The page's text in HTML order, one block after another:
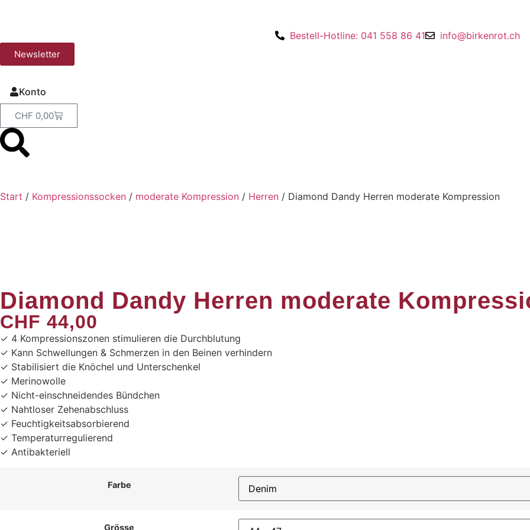
Bestell-Hotline: 041 558 86 41 info@birkenrot.ch
Newsletter
Konto
CHF 0,00
Start / Kompressionssocken / moderate Kompression / Herren / Diamond Dandy Herren moderate Kompression
Diamond Dandy Herren moderate
CHF 44,00
✓ 4 Kompressionszonen stimulieren die Durchblutung
✓ Kann Schwellungen & Schmerzen in den Beinen verhindern
✓ Stabilisiert die Knöchel und Unterschenkel
✓ Merinowolle
✓ Nicht-einschneidendes Bündchen
✓ Nahtloser Zehenabschluss
✓ Feuchtigkeitsabsorbierend
✓ Temperaturregulierend
✓ Antibakteriell
Farbe
Grösse